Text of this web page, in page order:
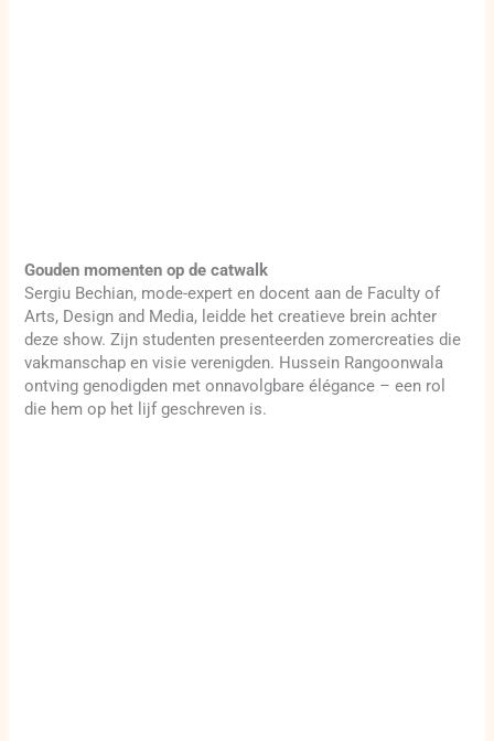
Gouden momenten op de catwalk
Sergiu Bechian, mode-expert en docent aan de Faculty of
Arts, Design and Media, leidde het creatieve brein achter
deze show. Zijn studenten presenteerden zomercreaties die
vakmanschap en visie verenigden. Hussein Rangoonwala
ontving genodigden met onnavolgbare élégance – een rol
die hem op het lijf geschreven is.